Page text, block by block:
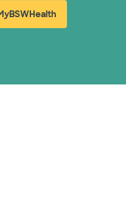
en ventana nueva)